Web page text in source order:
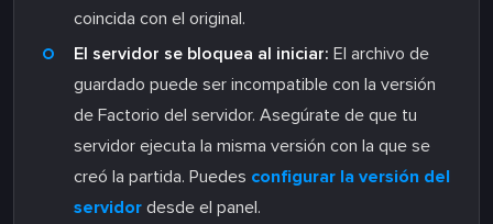
coincida con el original.
El servidor se bloquea al iniciar: El archivo de
guardado puede ser incompatible con la versión
de Factorio del servidor. Asegúrate de que tu
servidor ejecuta la misma versión con la que se
creó la partida. Puedes configurar la versión del
servidor desde el panel.